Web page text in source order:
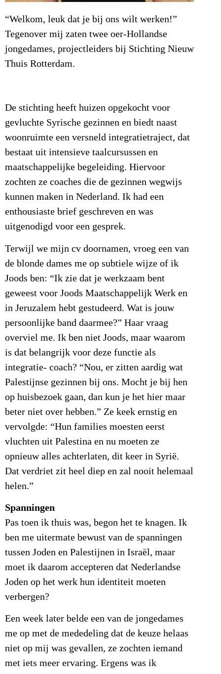
“Welkom, leuk dat je bij ons wilt werken!”
Tegenover mij zaten twee oer-Hollandse
jongedames, projectleiders bij Stichting Nieuw
Thuis Rotterdam.
De stichting heeft huizen opgekocht voor
gevluchte Syrische gezinnen en biedt naast
woonruimte een versneld integratietraject, dat
bestaat uit intensieve taalcursussen en
maatschappelijke begeleiding. Hiervoor
zochten ze coaches die de gezinnen wegwijs
kunnen maken in Nederland. Ik had een
enthousiaste brief geschreven en was
uitgenodigd voor een gesprek.
Terwijl we mijn cv doornamen, vroeg een van
de blonde dames me op subtiele wijze of ik
Joods ben: “Ik zie dat je werkzaam bent
geweest voor Joods Maatschappelijk Werk en
in Jeruzalem hebt gestudeerd. Wat is jouw
persoonlijke band daarmee?” Haar vraag
overviel me. Ik ben niet Joods, maar waarom
is dat belangrijk voor deze functie als
integratie- coach? “Nou, er zitten aardig wat
Palestijnse gezinnen bij ons. Mocht je bij hen
op huisbezoek gaan, dan kun je het hier maar
beter niet over hebben.” Ze keek ernstig en
vervolgde: “Hun families moesten eerst
vluchten uit Palestina en nu moeten ze
opnieuw alles achterlaten, dit keer in Syrië.
Dat verdriet zit heel diep en zal nooit helemaal
helen.”
Spanningen
Pas toen ik thuis was, begon het te knagen. Ik
ben me uitermate bewust van de spanningen
tussen Joden en Palestijnen in Israël, maar
moet ik daarom accepteren dat Nederlandse
Joden op het werk hun identiteit moeten
verbergen?
Een week later belde een van de jongedames
me op met de mededeling dat de keuze helaas
niet op mij was gevallen, ze zochten iemand
met iets meer ervaring. Ergens was ik